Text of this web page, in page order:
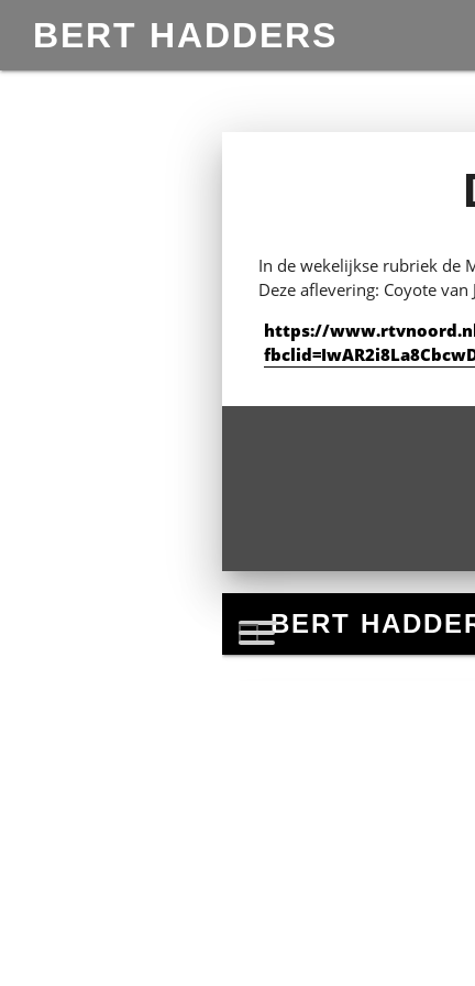
BERT HADDERS
In de wekelijkse rubriek de
Deze aflevering: Coyote van
https://